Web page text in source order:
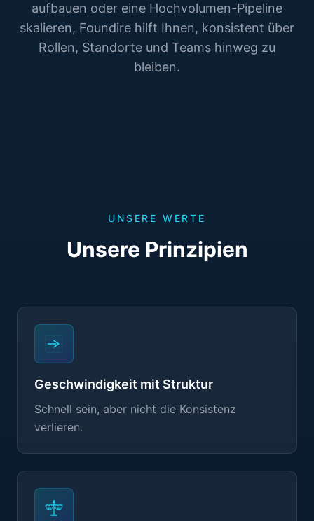
aufbauen oder eine Hochvolumen-Pipeline
skalieren, Foundire hilft Ihnen, konsistent über
Rollen, Standorte und Teams hinweg zu
bleiben.
UNSERE WERTE
Unsere Prinzipien
Geschwindigkeit mit Struktur
Schnell sein, aber nicht die Konsistenz
verlieren.